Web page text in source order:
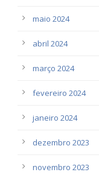
maio 2024
abril 2024
março 2024
fevereiro 2024
janeiro 2024
dezembro 2023
novembro 2023